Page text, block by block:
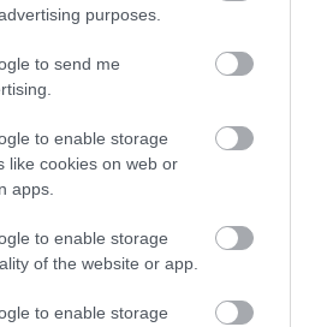
purposes.
to send me
to enable storage
like cookies on web or
apps.
to enable storage
of the website or app.
to enable storage